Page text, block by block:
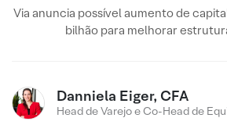
Via anuncia possível aumento de
bilhão para melhorar
Danniela Eiger, CFA
Head de Varejo e Co-Head de